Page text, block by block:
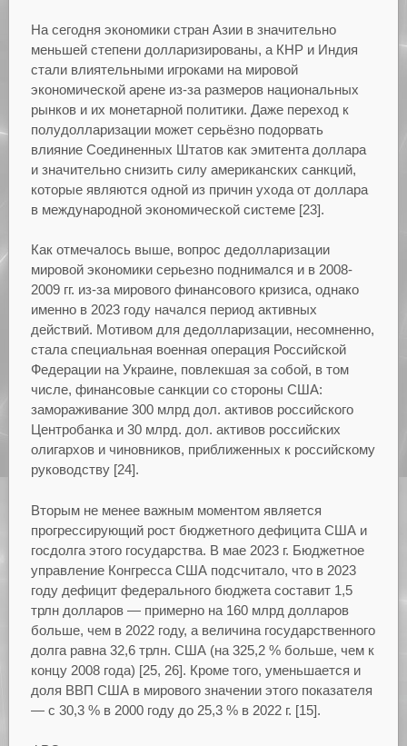
На сегодня экономики стран Азии в значительно
меньшей степени долларизированы, а КНР и Индия
стали влиятельными игроками на мировой
экономической арене из-за размеров национальных
рынков и их монетарной политики. Даже переход к
полудолларизации может серьёзно подорвать
влияние Соединенных Штатов как эмитента доллара
и значительно снизить силу американских санкций,
которые являются одной из причин ухода от доллара
в международной экономической системе [23].
Как отмечалось выше, вопрос дедолларизации
мировой экономики серьезно поднимался и в 2008-
2009 гг. из-за мирового финансового кризиса, однако
именно в 2023 году начался период активных
действий. Мотивом для дедолларизации, несомненно,
стала специальная военная операция Российской
Федерации на Украине, повлекшая за собой, в том
числе, финансовые санкции со стороны США:
замораживание 300 млрд дол. активов российского
Центробанка и 30 млрд. дол. активов российских
олигархов и чиновников, приближенных к российскому
руководству [24].
Вторым не менее важным моментом является
прогрессирующий рост бюджетного дефицита США и
госдолга этого государства. В мае 2023 г. Бюджетное
управление Конгресса США подсчитало, что в 2023
году дефицит федерального бюджета составит 1,5
трлн долларов — примерно на 160 млрд долларов
больше, чем в 2022 году, а величина государственного
долга равна 32,6 трлн. США (на 325,2 % больше, чем к
концу 2008 года) [25, 26]. Кроме того, уменьшается и
доля ВВП США в мирового значении этого показателя
— с 30,3 % в 2000 году до 25,3 % в 2022 г. [15].